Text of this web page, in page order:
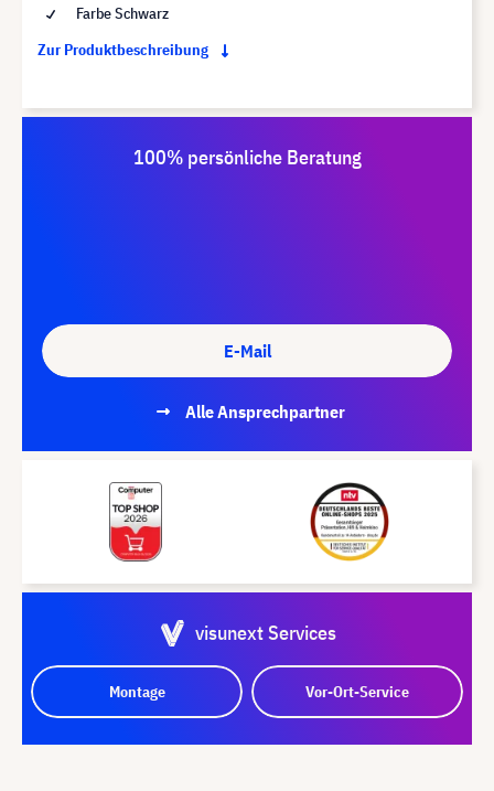
Farbe Schwarz
Zur Produktbeschreibung
100% persönliche Beratung
E-Mail
Alle Ansprechpartner
visunext Services
Montage Vor-Ort-Service